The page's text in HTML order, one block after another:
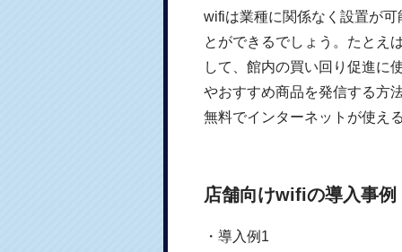
wifiは業種に関係なく設置が
とができるでしょう。たとえ
して、館内の買い回り促進に
やおすすめ商品を発信する方
無料でインターネットが使え
店舗向けwifiの導入事例
・導入例1